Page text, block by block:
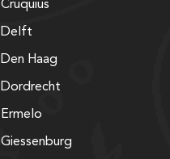
Cruquius
Delft
Den Haag
Dordrecht
Ermelo
Giessenburg